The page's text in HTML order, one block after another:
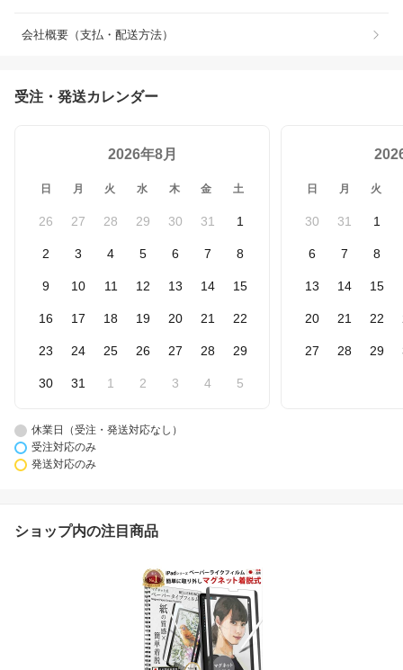
会社概要（支払・配送方法）
受注・発送カレンダー
2026年8月
日 月 火 水 木 金 土
26 27 28 29 30 31 1
2 3 4 5 6 7 8
9 10 11 12 13 14 15
16 17 18 19 20 21 22
23 24 25 26 27 28 29
30 31 1 2 3 4 5
日 月 火
30 31 1
6 7 8
13 14 15
20 21 22
27 28 29
休業日（受注・発送対応なし）
受注対応のみ
発送対応のみ
ショップ内の注目商品